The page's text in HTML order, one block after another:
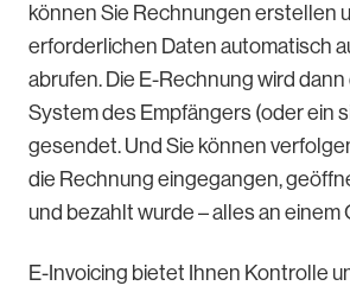
können Sie Rechnungen erstellen
erforderlichen Daten automatisch
abrufen. Die E-Rechnung wird
System des Empfängers (oder ein
gesendet. Und Sie können
die Rechnung eingegangen,
und bezahlt wurde – alles an einem
E-Invoicing bietet Ihnen Kontrolle